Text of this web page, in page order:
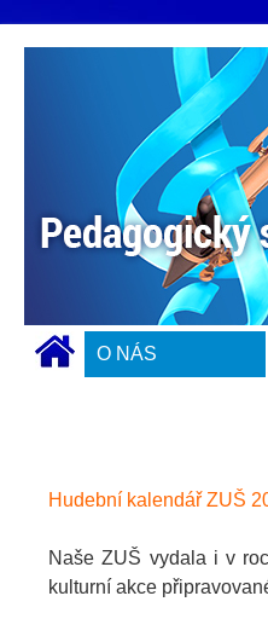
O NÁS
Hudební kalendář ZUŠ
Naše ZUŠ vydala i v
kulturní akce